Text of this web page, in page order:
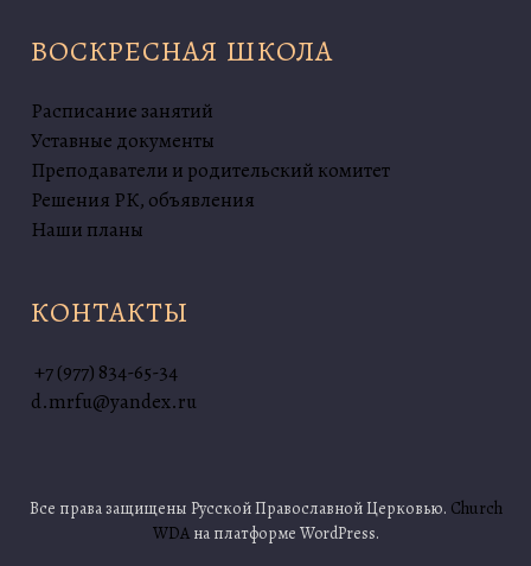
ВОСКРЕСНАЯ ШКОЛА
Расписание занятий
Уставные документы
Преподаватели и родительский комитет
Решения РК, объявления
Наши планы
КОНТАКТЫ
+7 (977) 834-65-34
d.mrfu@yandex.ru
Все права защищены Русской Православной Церковью. Church
WDAна платформе WordPress.